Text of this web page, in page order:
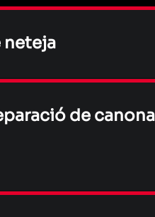
neteja
de